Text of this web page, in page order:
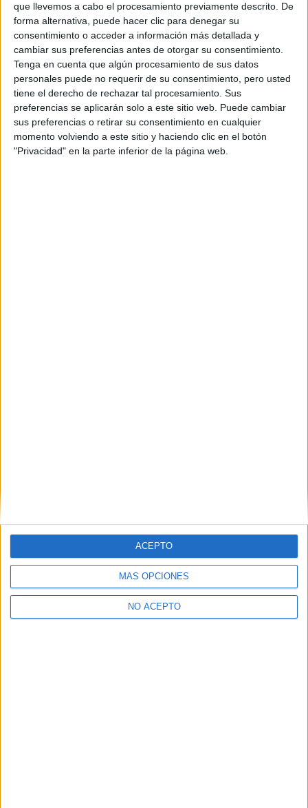
que llevemos a cabo el procesamiento previamente descrito. De
forma alternativa, puede hacer clic para denegar su
consentimiento o acceder a información más detallada y
cambiar sus preferencias antes de otorgar su consentimiento.
Tenga en cuenta que algún procesamiento de sus datos
personales puede no requerir de su consentimiento, pero usted
tiene el derecho de rechazar tal procesamiento. Sus
preferencias se aplicarán solo a este sitio web. Puede cambiar
sus preferencias o retirar su consentimiento en cualquier
momento volviendo a este sitio y haciendo clic en el botón
"Privacidad" en la parte inferior de la página web.
MÁS OPCIONES
NO ACEPTO
ACEPTO
Soy estudiante de:*
Términos y Condiciones de Uso
Aceptolos Términos y Condicionesde uso*
Y como regalo de agradecimiento, por registrarte te daremos
gratis una copia de nuestro ebook con 100 consejos para tu
primer año de universidad